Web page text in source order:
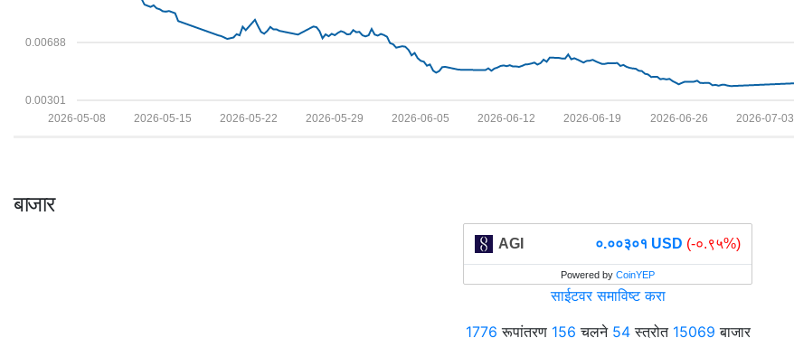
0.00301
0.00688
2026-07-03
2026-06-26
2026-06-19
2026-06-12
2026-06-05
2026-05-29
2026-05-22
2026-05-15
2026-05-08
बाजार
AGI ०.००३०१ USD (-०.९५%)
Powered by CoinYEP
साईटवर समाविष्ट करा
1776 रूपांतरण 156 चलने 54स्त्रोत 15069 बाजार